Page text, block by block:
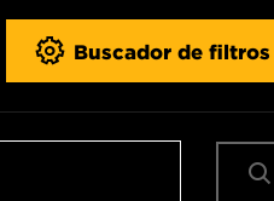
Buscador de filtros